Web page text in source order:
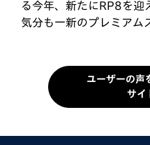
ってるのもあり、他社の
択でした。2,000ccのハ
ーに感化され、子育て時
ましたが、子供も皆自立
る今年、新たにRP8を迎
気分も一新のプレミアム
ユーザーの声
サイ